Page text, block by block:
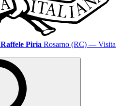
Raffele Piria Rosarno (RC) — Visita